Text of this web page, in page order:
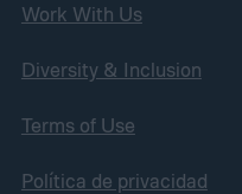
Work With Us
Diversity & Inclusion
Terms of Use
Política de privacidad